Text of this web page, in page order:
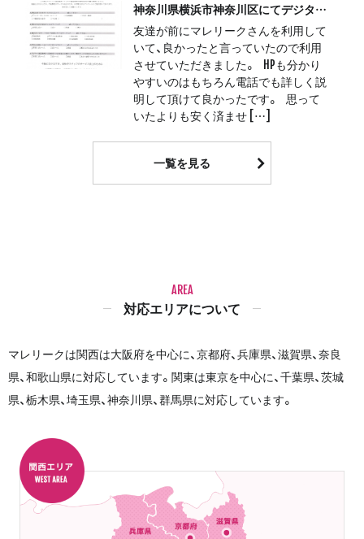
神奈川県横浜市神奈川区にてデジタル遺品整理をさせて頂きました。
友達が前にマレリークさんを利用して
いて、良かったと言っていたので利用
させていただきました。 HPも分かり
やすいのはもちろん電話でも詳しく説
明して頂けて良かったです。 思って
いたよりも安く済ませ […]
一覧を見る
AREA
対応エリアについて
マレリークは関西は大阪府を中心に、京都府、兵庫県、滋賀県、奈良
県、和歌山県に対応しています。関東は東京を中心に、千葉県、茨城
県、栃木県、埼玉県、神奈川県、群馬県に対応しています。